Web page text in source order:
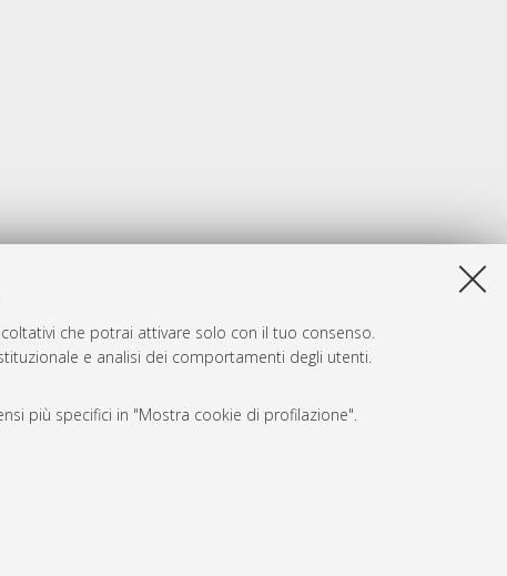
che potrai attivare solo con il tuo consenso.
e analisi dei comportamenti degli utenti.
più specifici in "Mostra cookie di profilazione".